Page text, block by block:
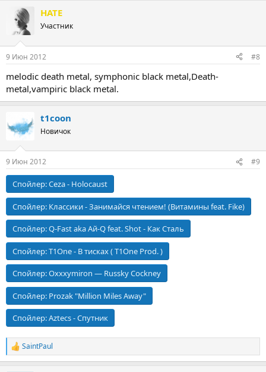
ц
и
HATE
Участник
9 Июн 2012 #8
melodic death metal, symphonic black metal,Death-
metal,vampiric black metal.
t1coon
Новичок
9 Июн 2012 #9
Спойлер:Ceza - Holocaust
Спойлер: Классики - Занимайся чтением! (Витамины feat. Fike)
Спойлер:Q-Fast aka Ай-Q feat. Shot - Как Сталь
Спойлер:T1One - В тисках ( T1One Prod. )
Спойлер:Oxxxymiron — Russky Cockney
Спойлер: Prozak "Million Miles Away"
Спойлер:Aztecs - Спутник
Р
е
SaintPaul